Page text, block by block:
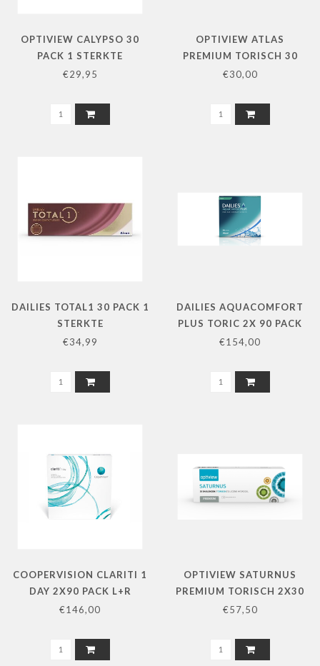
OPTIVIEW CALYPSO 30
PACK 1 STERKTE
€29,95
OPTIVIEW ATLAS
PREMIUM TORISCH 30
PACK 1 STERKTE
€30,00
DAILIES TOTAL1 30 PACK 1
STERKTE
€34,99
DAILIES AQUACOMFORT
PLUS TORIC 2X 90 PACK
L+R
€154,00
COOPERVISION CLARITI 1
DAY 2X90 PACK L+R
€146,00
OPTIVIEW SATURNUS
PREMIUM TORISCH 2X30
PACK L+R
€57,50